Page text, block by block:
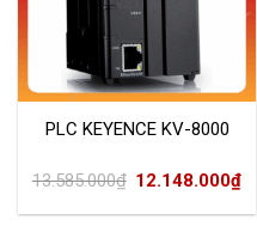
PLC KEYENCE KV-8000
13.585.000₫ Giá
là:
12.148.000₫Giá
tại